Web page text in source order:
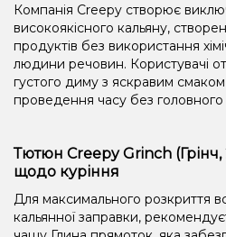
Компанія Creepy створює
високоякісного кальяну,
продуктів без використання
людини речовин. Користувачі
густого диму з яскравим
проведення часу без
Тютюн Creepy Grinch (Грінч,
щодо куріння
Для максимального розкриття
кальянної заправки,